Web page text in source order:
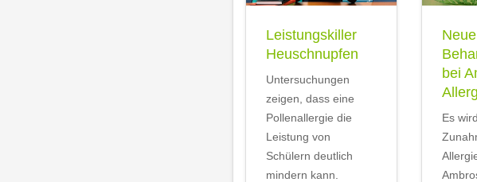
Leistungskiller
Heuschnupfen
Untersuchungen
zeigen, dass eine
Pollenallergie die
Leistung von
Schülern deutlich
mindern kann.
Neue
bei
Es